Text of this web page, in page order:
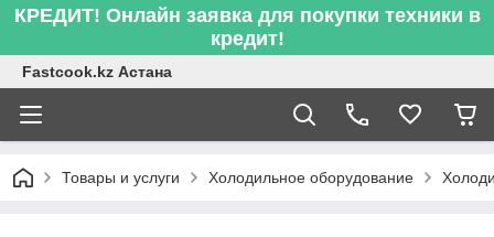
КРЕДИТ! Онлайн заявка для покупки техники в
кредит!
Fastcook.kz Астана
Товары и услуги Холодильное оборудование